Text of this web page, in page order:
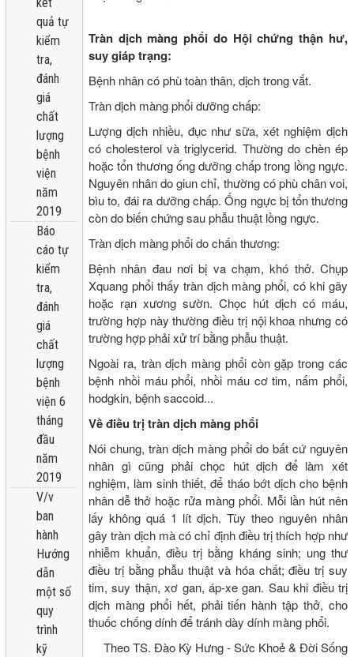
quả tự
kiểm
tra,
đánh
giá
chất
lượng
bệnh
viện
năm
2019
Báo
cáo tự
kiểm
tra,
đánh
giá
chất
lượng
bệnh
viện 6
tháng
đầu
năm
2019
V/v
ban
hành
Hướng
dẫn
một số
quy
trình
kỹ
Tràn dịch màng phổi do Hội chứng thận hư,
suy giáp trạng:
Bệnh nhân có phù toàn thân, dịch trong vắt.
Tràn dịch màng phổi dưỡng chấp:
Lượng dịch nhiều, đục như sữa, xét nghiệm dịch
có cholesterol và triglycerid. Thường do chèn ép
hoặc tổn thương ống dưỡng chấp trong lồng ngực.
Nguyên nhân do giun chỉ, thường có phù chân voi,
bìu to, đái ra dưỡng chấp. Ống ngực bị tổn thương
còn do biến chứng sau phẫu thuật lồng ngực.
Tràn dịch màng phổi do chấn thương:
Bệnh nhân đau nơi bị va chạm, khó thở. Chụp
Xquang phổi thấy tràn dịch màng phổi, có khi gãy
hoặc rạn xương sườn. Chọc hút dịch có máu,
trường hợp này thường điều trị nội khoa nhưng có
trường hợp phải xử trí bằng phẫu thuật.
Ngoài ra, tràn dịch màng phổi còn gặp trong các
bệnh nhồi máu phổi, nhồi máu cơ tim, nấm phổi,
hodgkin, bệnh saccoid...
Về điều trị tràn dịch màng phổi
Nói chung, tràn dịch màng phổi do bất cứ nguyên
nhân gì cũng phải chọc hút dịch để làm xét
nghiệm, làm sinh thiết, để tháo bớt dịch cho bệnh
nhân dễ thở hoặc rửa màng phổi. Mỗi lần hút nên
lấy không quá 1 lít dịch. Tùy theo nguyên nhân
gây tràn dịch mà có chỉ định điều trị thích hợp như
nhiễm khuẩn, điều trị bằng kháng sinh; ung thư
điều trị bằng phẫu thuật và hóa chất; điều trị suy
tim, suy thận, xơ gan, áp-xe gan. Sau khi điều trị
dịch màng phổi hết, phải tiến hành tập thở, cho
thuốc chống dính để tránh dày dính màng phổi.
Theo TS. Đào Kỳ Hưng - Sức Khoẻ & Đời Sống